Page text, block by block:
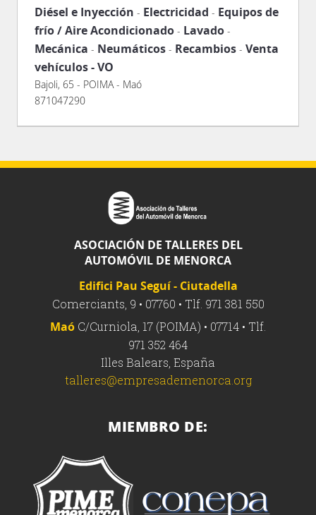
Diésel e Inyección - Electricidad - Equipos de
frío / Aire Acondicionado - Lavado -
Mecánica - Neumáticos - Recambios - Venta
vehículos - VO
Bajoli, 65 - POIMA - Maó
871047290
ASOCIACIÓN DE TALLERES DEL
AUTOMÓVIL DE MENORCA
Edifici Pau Seguí - Ciutadella
Comerciants, 9 • 07760 • Tlf. 971 381 550
Maó C/Curniola, 17 (POIMA) • 07714 • Tlf.
971 352 464
Illes Balears, España
talleres@empresademenorca.org
MIEMBRO DE: